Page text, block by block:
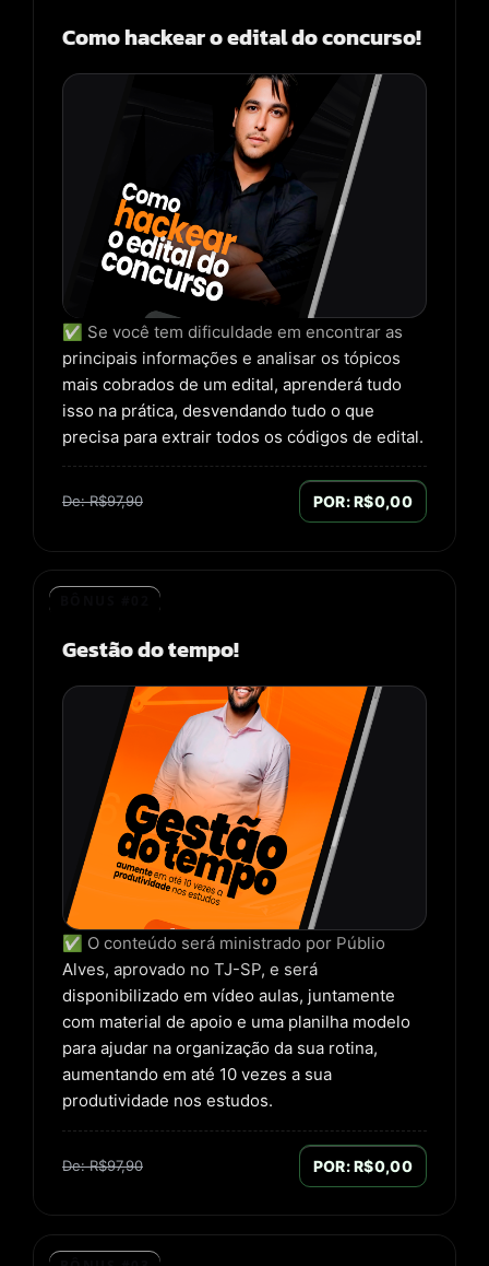
Como hackear o edital do concurso!
✅ Se você tem dificuldade em encontrar as
principais informações e analisar os tópicos
mais cobrados de um edital, aprenderá tudo
isso na prática, desvendando tudo o que
precisa para extrair todos os códigos de edital.
De: R$97,90 POR: R$0,00
Gestão do tempo!
✅ O conteúdo será ministrado por Públio
Alves, aprovado no TJ-SP, e será
disponibilizado em vídeo aulas, juntamente
com material de apoio e uma planilha modelo
para ajudar na organização da sua rotina,
aumentando em até 10 vezes a sua
produtividade nos estudos.
De: R$97,90 POR: R$0,00